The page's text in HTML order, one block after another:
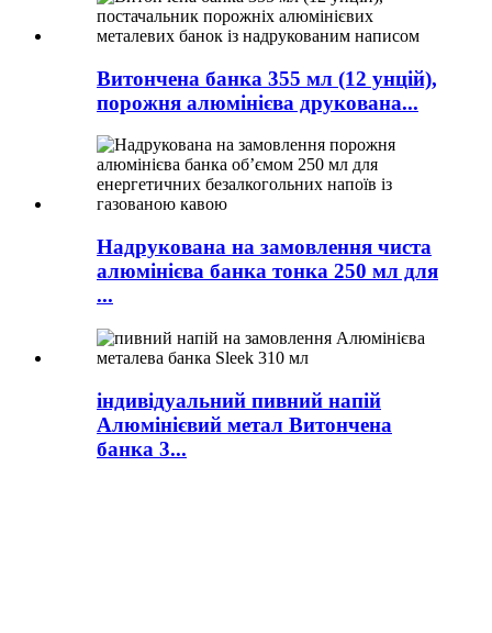
Витончена банка 355 мл (12 унцій),
порожня алюмінієва друкована...
Надрукована на замовлення чиста
алюмінієва банка тонка 250 мл для
...
індивідуальний пивний напій
Алюмінієвий метал Витончена
банка 3...